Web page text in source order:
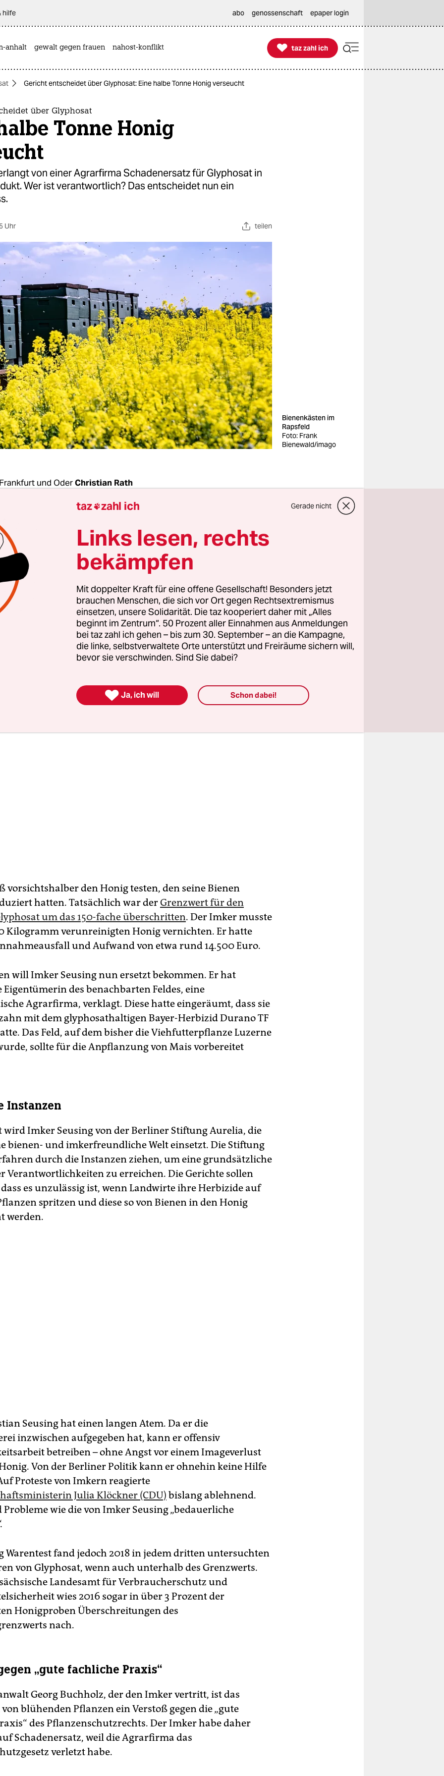
hilfe abo genossenschaft epaper login
anhalt gewalt gegen frauen nahost-konflikt 
taz zahl ich
taz zahl ich
Gericht entscheidet über Glyphosat: Eine halbe Tonne Honig verseucht
über Glyphosat
Tonne Honig
von einer Agrarfirma Schadenersatz für Glyphosat in
Wer ist verantwortlich? Das entscheidet nun ein
Uhr teilen
Bienenkästen im
Rapsfeld
Foto: Frank
Bienewald/imago
und OderChristian Rath
verantwortlich, dass sich im Honig keine
finden? Muss der Imker seine Stände weit
der Landwirtschaft aufstellen? Oder müssen Landwirte
Imker nehmen? Das muss in einem Pilotprozess nun das
Frankfurt (Oder) klären.
Sebastian Seusing stellte 2018 mit Billigung
rund 90 Bienenstände für 29 Bienenvölker an einen
Landkreis Barnim auf. Im April 2019 bemerkte Seusing,
Löwenzahn, der auf einem benachbarten Feld
vorsichtshalber den Honig testen, den seine Bienen
hatten. Tatsächlich war derGrenzwert für den
um das 150-fache überschritten. Der Imker musste
Kilogramm verunreinigten Honig vernichten. Er hatte
und Aufwand von etwa rund 14.500 Euro.
will Imker Seusing nun ersetzt bekommen. Er hat
Eigentümerin des benachbarten Feldes, eine
Agrarfirma, verklagt. Diese hatte eingeräumt, dass sie
mit dem glyphosathaltigen Bayer-Herbizid Durano TF
Das Feld, auf dem bisher die Viehfutterpflanze Luzerne
sollte für die Anpflanzung von Mais vorbereitet
Instanzen
wird Imker Seusing von der Berliner Stiftung Aurelia, die
bienen- und imkerfreundliche Welt einsetzt. Die Stiftung
durch die Instanzen ziehen, um eine grundsätzliche
Verantwortlichkeiten zu erreichen. Die Gerichte sollen
es unzulässig ist, wenn Landwirte ihre Herbizide auf
spritzen und diese so von Bienen in den Honig
werden.
Seusing hat einen langen Atem. Da er die
inzwischen aufgegeben hat, kann er offensiv
betreiben – ohne Angst vor einem Imageverlust
Von der Berliner Politik kann er ohnehin keine Hilfe
Proteste von Imkern reagierte
Julia Klöckner (CDU) bislang ablehnend.
Probleme wie die von Imker Seusing „bedauerliche
Warentest fand jedoch 2018 in jedem dritten untersuchten
von Glyphosat, wenn auch unterhalb des Grenzwerts.
Landesamt für Verbraucherschutz und
wies 2016 sogar in über 3 Prozent der
Honigproben Überschreitungen des
nach.
„gute fachliche Praxis“
Georg Buchholz, der den Imker vertritt, ist das
blühenden Pflanzen ein Verstoß gegen die „gute
des Pflanzenschutzrechts. Der Imker habe daher
Schadenersatz, weil die Agrarfirma das
verletzt habe.
taz zahl ich Gerade nicht
Links lesen, rechts
bekämpfen
Mit doppelter Kraft für eine offene Gesellschaft! Besonders jetzt
brauchen Menschen, die sich vor Ort gegen Rechtsextremismus
einsetzen, unsere Solidarität. Die taz kooperiert daher mit „Alles
beginnt im Zentrum“. 50 Prozent aller Einnahmen aus Anmeldungen
bei taz zahl ich gehen – bis zum 30. September – an die Kampagne,
die linke, selbstverwaltete Orte unterstützt und Freiräume sichern will,
bevor sie verschwinden. Sind Sie dabei?
 Ja, ich will Schon dabei!